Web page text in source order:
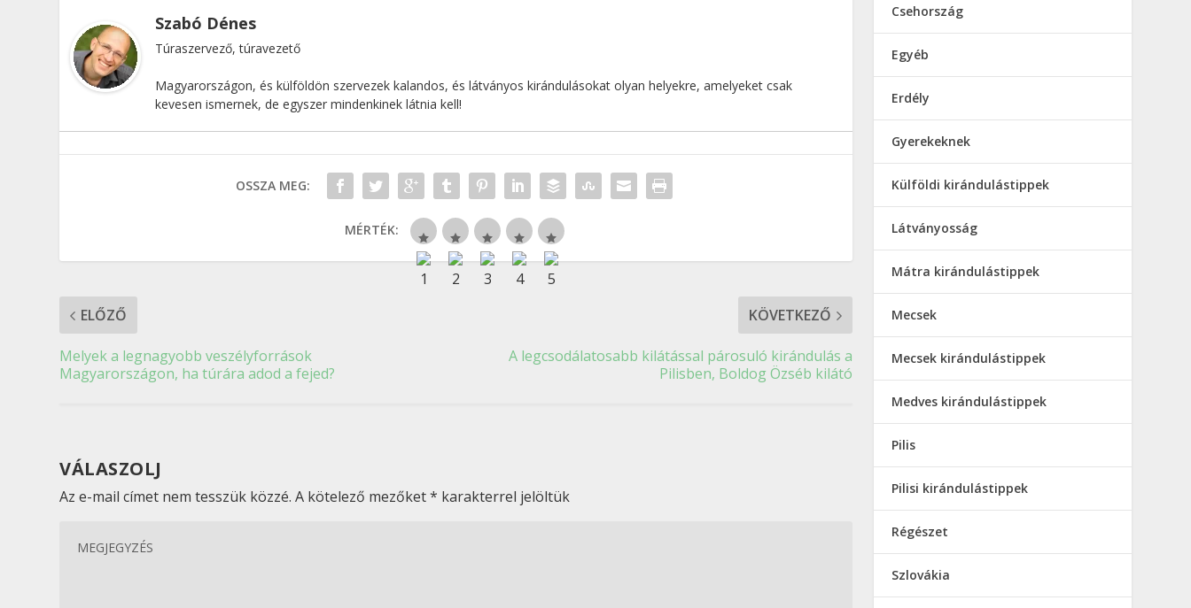
Szabó Dénes
Túraszervező, túravezető
Magyarországon, és külföldön szervezek kalandos, és látványos kirándulásokat olyan helyekre, amelyeket csak
kevesen ismernek, de egyszer mindenkinek látnia kell!
OSSZA MEG:
MÉRTÉK:
ELŐZŐ
Melyek a legnagyobb veszélyforrások
Magyarországon, ha túrára adod a fejed?
KÖVETKEZŐ
A legcsodálatosabb kilátással párosuló kirándulás a
Pilisben, Boldog Özséb kilátó
VÁLASZOLJ
Az e-mail címet nem tesszük közzé. A kötelező mezőket* karakterrel jelöltük
Csehország
Egyéb
Erdély
Gyerekeknek
Külföldi kirándulástippek
Látványosság
Mátra kirándulástippek
Mecsek
Mecsek kirándulástippek
Medves kirándulástippek
Pilis
Pilisi kirándulástippek
Régészet
Szlovákia